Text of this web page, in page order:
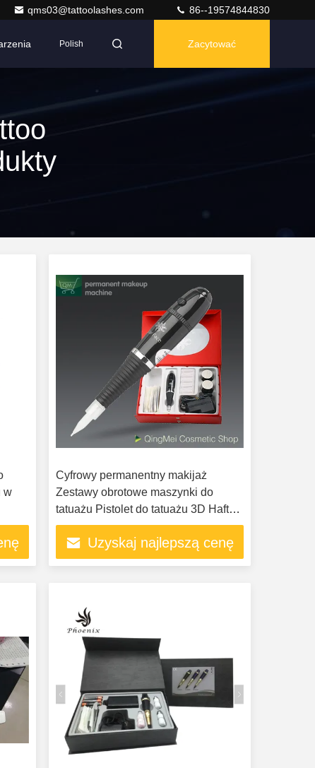
qms03@tattoolashes.com 86--19574844830
Polish Zacytować
w
Cyfrowy permanentny makijaż
Zestawy obrotowe maszynki do
tatuażu Pistolet do tatuażu 3D Haft
brwi
Uzyskaj najlepszą cenę